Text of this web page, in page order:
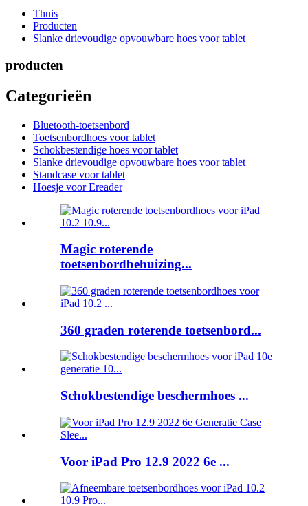
Thuis
Producten
Slanke drievoudige opvouwbare hoes voor tablet
producten
Categorieën
Bluetooth-toetsenbord
Toetsenbordhoes voor tablet
Schokbestendige hoes voor tablet
Slanke drievoudige opvouwbare hoes voor tablet
Standcase voor tablet
Hoesje voor Ereader
Magic roterende
toetsenbordbehuizing...
360 graden roterende toetsenbord...
Schokbestendige beschermhoes ...
Voor iPad Pro 12.9 2022 6e ...